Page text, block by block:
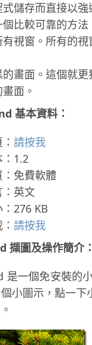
式儲存而直接以
比較可靠的方法
視窗。所有的
的畫面。這個就
面。
基本資料：
請按我
：1.2
免費軟體
英文
276 KB
請按我
擷圖及操作簡介：
是一個免安裝的
小圖示，點一